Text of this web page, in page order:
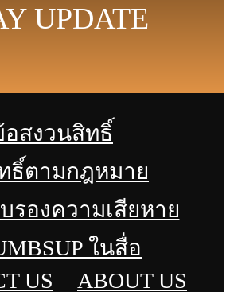
UPDATE
อสงวนสิทธิ์
ธิ์ตามกฎหมาย
รองความเสียหาย
ในสื่อ
US
ABOUT US